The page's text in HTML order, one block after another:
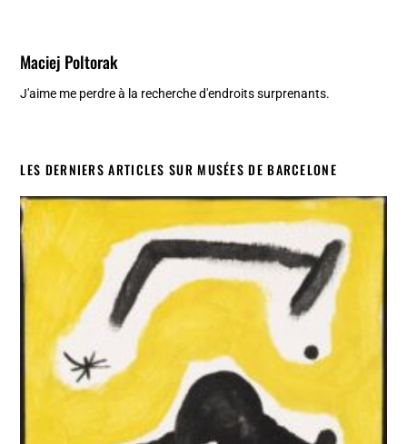
Maciej Poltorak
J'aime me perdre à la recherche d'endroits surprenants.
LES DERNIERS ARTICLES SUR MUSÉES DE BARCELONE